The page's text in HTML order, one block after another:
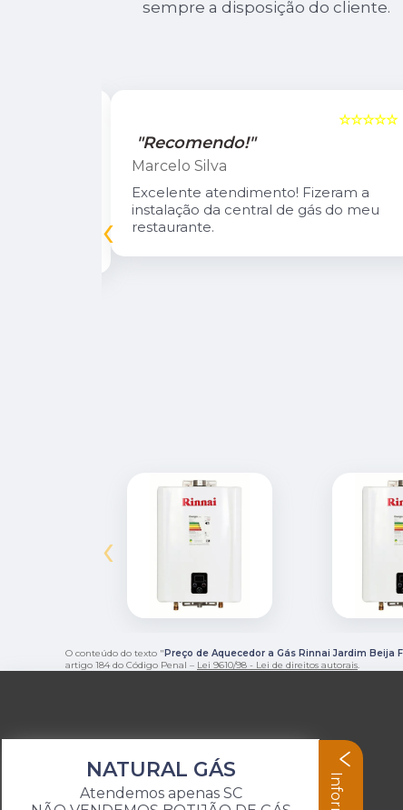
sempre a disposição do cliente.
☆☆☆☆☆
"Recomendo!"
Marcelo Silva
Excelente atendimento! Fizeram a
instalação da central de gás do meu
restaurante.
‹
‹
O conteúdo do texto "Preço de Aquecedor a Gás Rinnai Jardim Beija
artigo 184 do Código Penal – Lei 9610/98 - Lei de direitos autorais.
NATURAL GÁS
Atendemos apenas SC